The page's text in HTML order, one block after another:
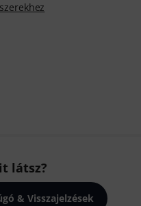
látsz?
& Visszajelzések